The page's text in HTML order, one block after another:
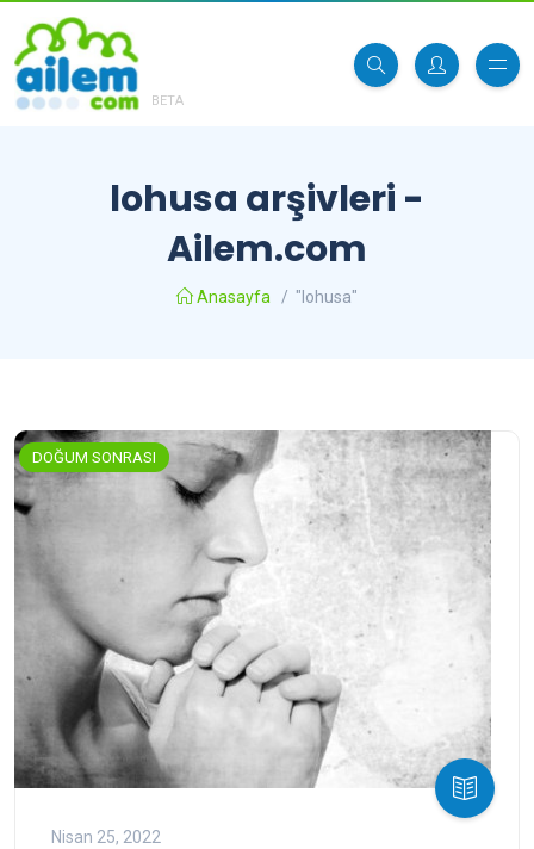
BETA
lohusa arşivleri -
Ailem.com
Anasayfa / "lohusa"
DOĞUM SONRASI
Nisan 25, 2022